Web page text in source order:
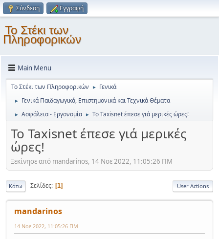
Σύνδεση Εγγραφή
Το Στέκι των
Πληροφορικών
Main Menu
Το Στέκι των Πληροφορικών ► Γενικά
► Γενικά Παιδαγωγικά, Επιστημονικά και Τεχνικά Θέματα
► Ασφάλεια - Εργονομία ► Το Taxisnet έπεσε γιά μερικές ώρες!
Το Taxisnet έπεσε γιά μερικές
ώρες!
Ξεκίνησε από mandarinos, 14 Νοε 2022, 11:05:26 ΠΜ
Κάτω Σελίδες 1 User Actions
mandarinos
14 Νοε 2022, 11:05:26 ΠΜ